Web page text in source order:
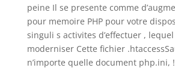
peine Il se presente comme
pour memoire PHP pour votre
singuli s activites d’effectuer ,
moderniser Cette fichier
n’importe quelle document php.ini,